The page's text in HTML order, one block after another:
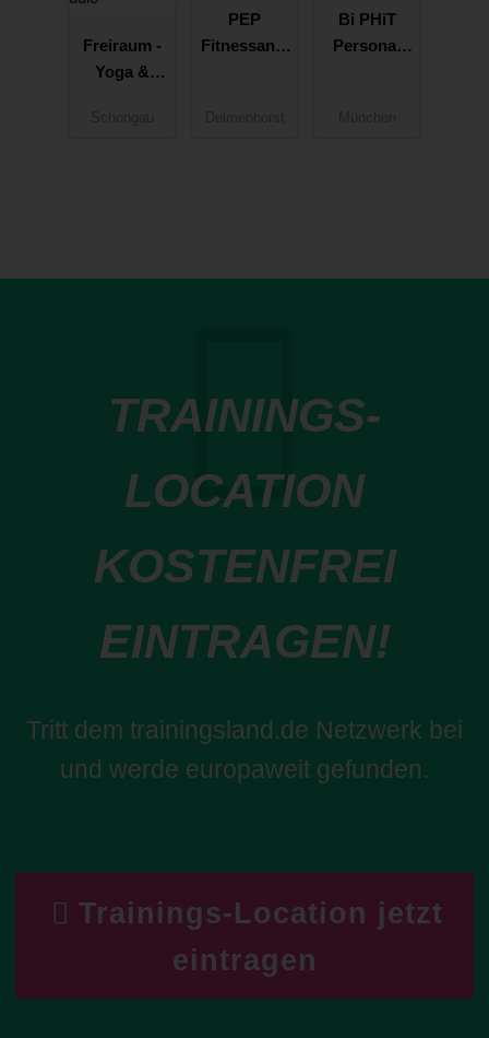
Freiraum -
Yoga &
PEP
Fitnessanla
Bi PHiT
Personal
TRAININGS-
LOCATION
KOSTENFREI
EINTRAGEN!
Tritt dem trainingsland.de Netzwerk bei
und werde europaweit gefunden.
Trainings-Location jetzt
eintragen